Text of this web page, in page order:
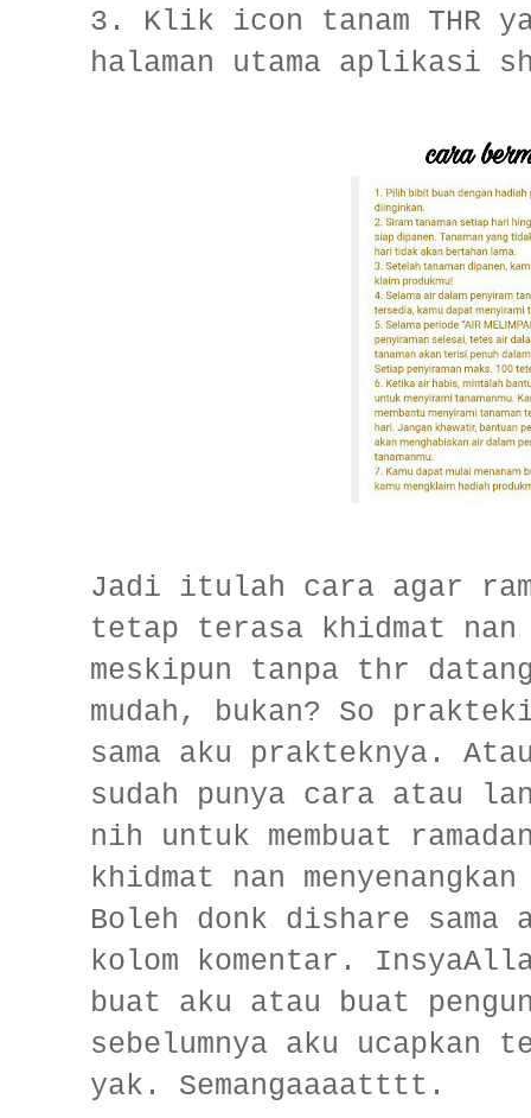
3. Klik icon tanam THR
halaman utama aplikasi
Jadi itulah cara agar
tetap terasa khidmat nan
meskipun tanpa thr
mudah, bukan? So
sama aku prakteknya.
sudah punya cara atau
nih untuk membuat
khidmat nan
Boleh donk dishare
kolom komentar.
buat aku atau buat
sebelumnya aku ucapkan
yak. Semangaaaatttt.